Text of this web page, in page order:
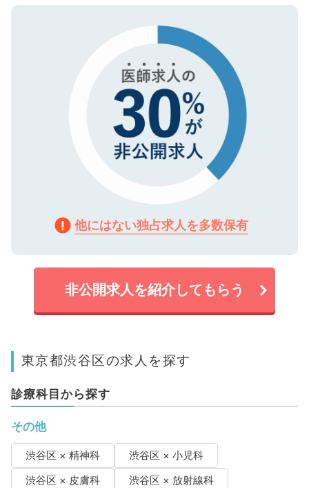
で、機密保持に関してもご安心ください。
ので、まずはご登録ください。
他にはない独占求人を多数保有
非公開求人を紹介してもらう
東京都渋谷区の求人を探す
診療科目から探す
その他
渋谷区 × 精神科
渋谷区 × 小児科
渋谷区 × 皮膚科
渋谷区 × 放射線科